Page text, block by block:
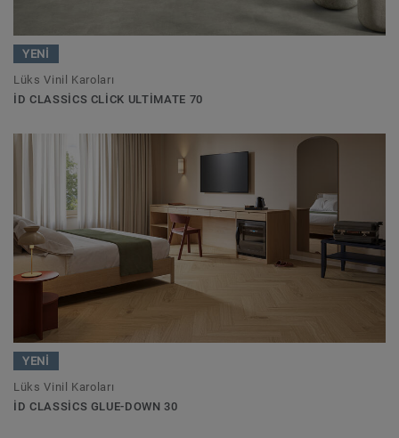
YENİ
Lüks Vinil Karoları
ID CLASSICS CLICK ULTIMATE 70
YENİ
Lüks Vinil Karoları
ID CLASSICS GLUE-DOWN 30